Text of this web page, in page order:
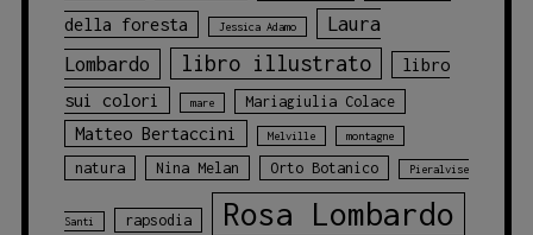
della foresta
Jessica Adamo
Laura
Lombardo
libro illustrato
libro
sui colori
mare Mariagiulia Colace
Matteo Bertaccini Melville montagne
natura Nina Melan Orto Botanico Pieralvise
Santi rapsodia Rosa Lombardo